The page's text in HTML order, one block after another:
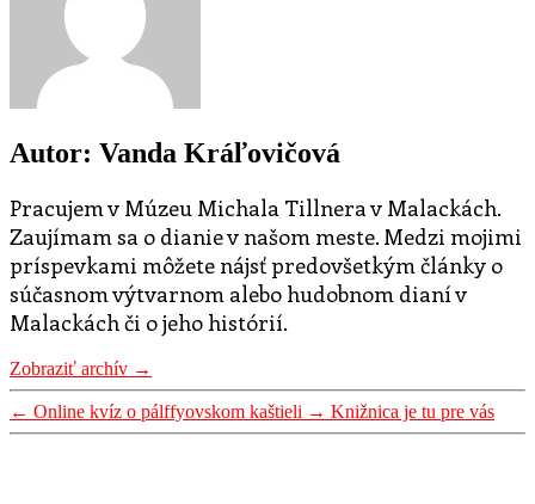
Autor: Vanda Kráľovičová
Pracujem v Múzeu Michala Tillnera v Malackách.
Zaujímam sa o dianie v našom meste. Medzi mojimi
príspevkami môžete nájsť predovšetkým články o
súčasnom výtvarnom alebo hudobnom dianí v
Malackách či o jeho histórií.
Zobraziť archív →
← Online kvíz o pálffyovskom kaštieli → Knižnica je tu pre vás